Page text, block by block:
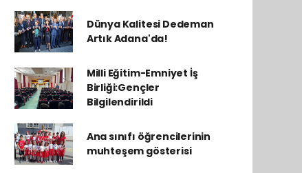
Dünya Kalitesi Dedeman
Artık Adana'da!
Milli Eğitim-Emniyet İş
Birliği:Gençler
Bilgilendirildi
Ana sınıfı öğrencilerinin
muhteşem gösterisi